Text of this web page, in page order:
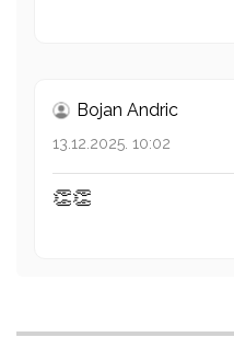
Bojan Andric
13.12.2025. 10:02
👏👏